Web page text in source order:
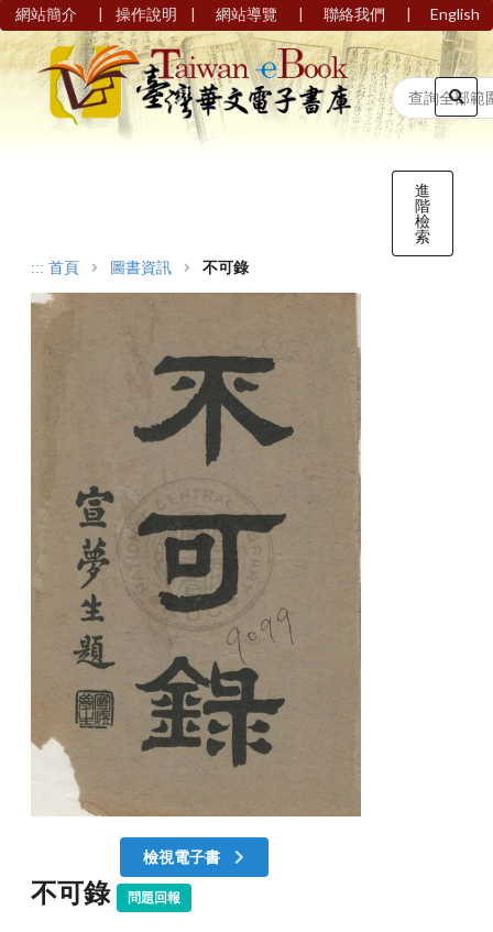
網站簡介 | 操作說明 | 網站導覽 | 聯絡我們 | English
進
階
檢
索
::: 首頁 圖書資訊 不可錄
檢視電子書
不可錄 問題回報